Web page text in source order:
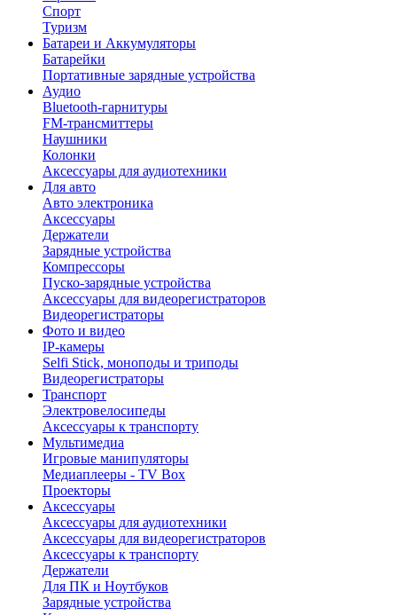
Спорт
Туризм
Батареи и Аккумуляторы
Батарейки
Портативные зарядные устройства
Аудио
Bluetooth-гарнитуры
FM-трансмиттеры
Наушники
Колонки
Аксессуары для аудиотехники
Для авто
Авто электроника
Аксессуары
Держатели
Зарядные устройства
Компрессоры
Пуско-зарядные устройства
Аксессуары для видеорегистраторов
Видеорегистраторы
Фото и видео
IP-камеры
Selfi Stick, моноподы и триподы
Видеорегистраторы
Транспорт
Электровелосипеды
Аксессуары к транспорту
Мультимедиа
Игровые манипуляторы
Медиаплееры - TV Box
Проекторы
Аксессуары
Аксессуары для аудиотехники
Аксессуары для видеорегистраторов
Аксессуары к транспорту
Держатели
Для ПК и Ноутбуков
Зарядные устройства